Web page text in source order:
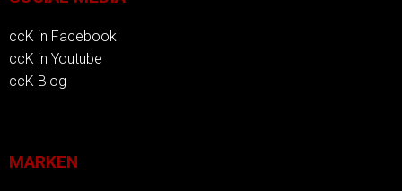
ccK in Facebook
ccK in Youtube
ccK Blog
MARKEN